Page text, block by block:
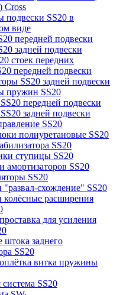
Cross
подвески SS20 в
виде
передней подвески
задней подвески
стоек передних
передней подвески
SS20 задней подвески
пружин SS20
передней подвески
задней подвески
SS20
полиуретановые SS20
SS20
ступицы SS20
амортизаторов SS20
SS20
"развал-схождение" SS20
колёсные расширения
для усиления
штока заднего
SS20
витка пружины
SS20